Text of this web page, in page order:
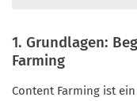
1. Grundlagen:
Farming
Content Farming ist